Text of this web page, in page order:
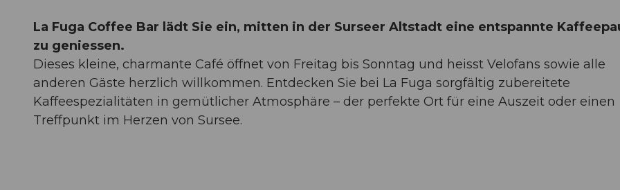
La Fuga Coffee Bar lädt Sie ein, mitten in der Surseer Altstadt eine entspannte
zu geniessen.
Dieses kleine, charmante Café öffnet von Freitag bis Sonntag und heisst Velofans sowie alle
anderen Gäste herzlich willkommen. Entdecken Sie bei La Fuga sorgfältig zubereitete
Kaffeespezialitäten in gemütlicher Atmosphäre – der perfekte Ort für eine Auszeit oder einen
Treffpunkt im Herzen von Sursee.